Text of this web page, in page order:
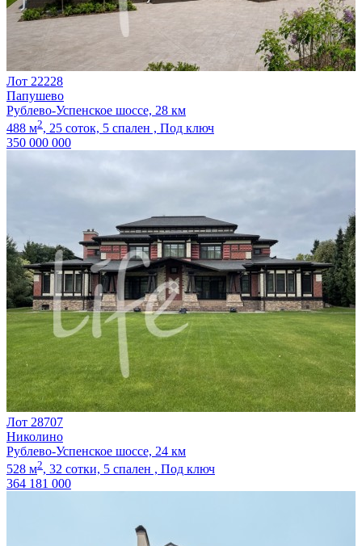
Лот 22228
Папушево
Рублево-Успенское шоссе, 28 км
488 м2, 25 соток, 5 спален , Под ключ
350 000 000
Лот 28707
Николино
Рублево-Успенское шоссе, 24 км
528 м2, 32 сотки, 5 спален , Под ключ
364 181 000